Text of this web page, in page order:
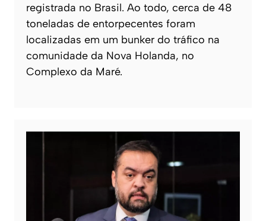
registrada no Brasil. Ao todo, cerca de 48
toneladas de entorpecentes foram
localizadas em um bunker do tráfico na
comunidade da Nova Holanda, no
Complexo da Maré.